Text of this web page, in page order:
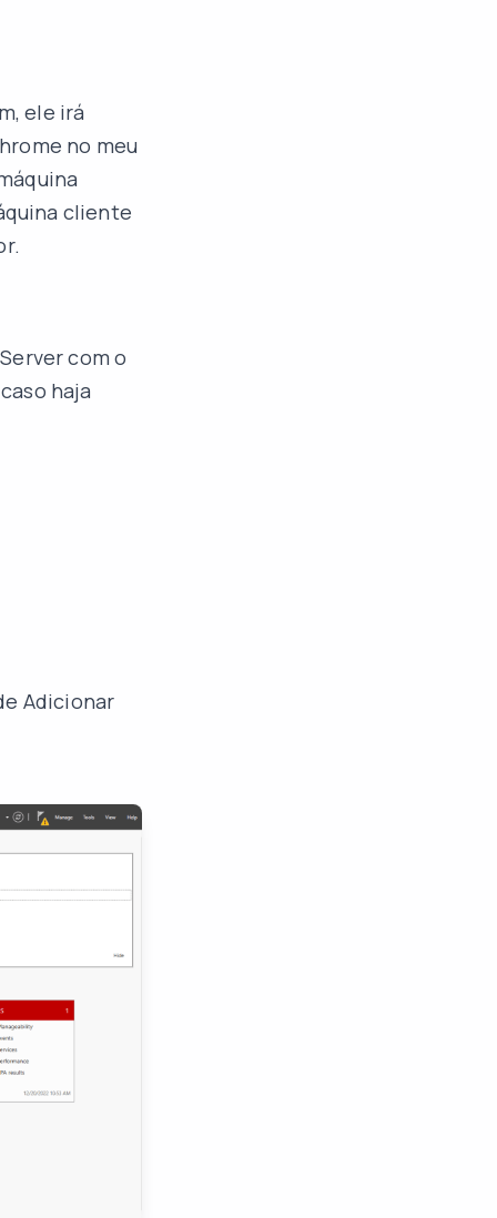
ele irá
no meu
cliente
com o
haja
Adicionar